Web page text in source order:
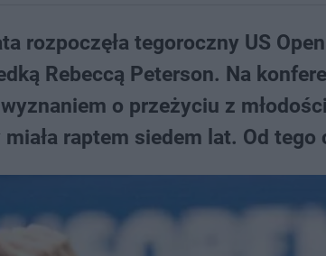
rozpoczęła tegoroczny US
Rebeccą Peterson. Na
o przeżyciu z
raptem siedem lat. Od